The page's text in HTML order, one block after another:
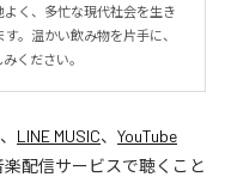
く、多忙な現代社会を生き
。温かい飲み物を片手に、
ください。
、 LINE MUSIC、 YouTube
楽配信サービスで聴くこと